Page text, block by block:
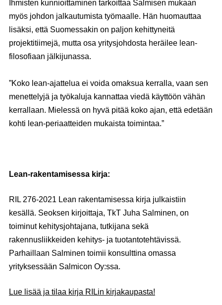
Ihmisten kunnioittaminen tarkoittaa Salmisen mukaan
myös johdon jalkautumista työmaalle. Hän huomauttaa
lisäksi, että Suomessakin on paljon kehittyneitä
projektitiimejä, mutta osa yritysjohdosta heräilee lean-
filosofiaan jälkijunassa.
”Koko lean-ajattelua ei voida omaksua kerralla, vaan sen
menettelyjä ja työkaluja kannattaa viedä käyttöön vähän
kerrallaan. Mielessä on hyvä pitää koko ajan, että edetään
kohti lean-periaatteiden mukaista toimintaa.”
Lean-rakentamisessa kirja:
RIL 276-2021 Lean rakentamisessa kirja julkaistiin
kesällä. Seoksen kirjoittaja, TkT Juha Salminen, on
toiminut kehitysjohtajana, tutkijana sekä
rakennusliikkeiden kehitys- ja tuotantotehtävissä.
Parhaillaan Salminen toimii konsulttina omassa
yrityksessään Salmicon Oy:ssa.
Lue lisää ja tilaa kirja RILin kirjakaupasta!